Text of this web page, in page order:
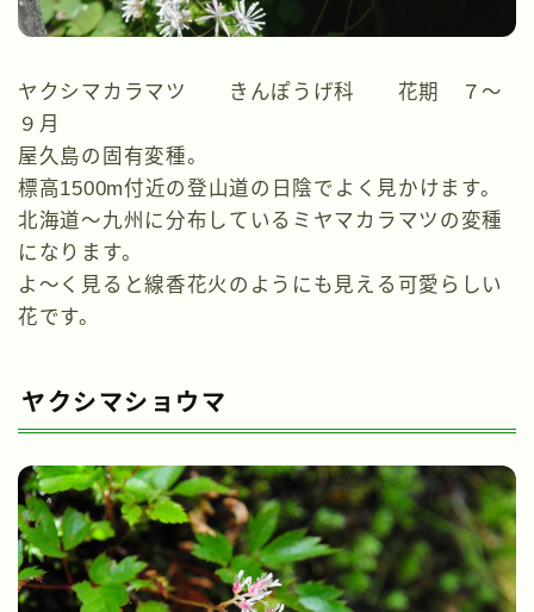
ヤクシマカラマツ きんぽうげ科 花期 ７～
９月
屋久島の固有変種。
標高1500m付近の登山道の日陰でよく見かけます。
北海道～九州に分布しているミヤマカラマツの変種
になります。
よ～く見ると線香花火のようにも見える可愛らしい
花です。
ヤクシマショウマ